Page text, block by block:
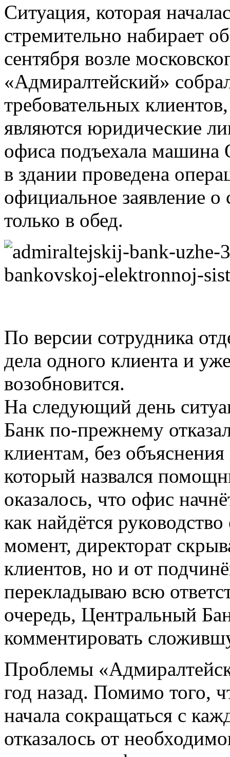
Ситуация, которая
стремительно набирает
сентября возле
«Адмиралтейский»
требовательных
являются юридические
офиса подъехала
в здании проведена
официальное заявление
только в обед.
По версии сотрудника
дела одного клиента и
возобновится.
На следующий день
Банк по-прежнему
клиентам, без
который назвался
оказалось, что офис
как найдётся
момент, директорат
клиентов, но и от
перекладываю всю
очередь, Центральный
комментировать
Проблемы
год назад. Помимо того,
начала сокращаться с
отказалось от